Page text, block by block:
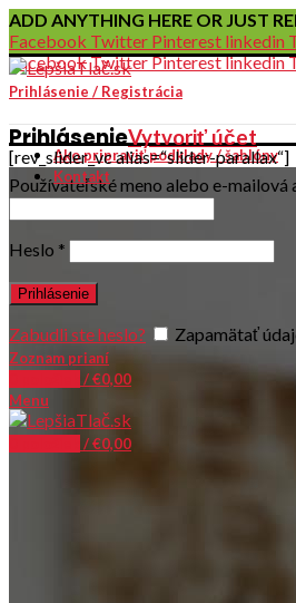
ADD ANYTHING HERE OR JUST
Facebook Twitter Pinterest linkedin
FacebookTwitterPinterestlinkedin
Prihlásenie / Registrácia
PrihlásenieVytvoriť účet
Používateľské meno alebo e-mailová
Heslo *
Prihlásenie
Zabudli ste heslo? Zapamätať
Zoznam prianí
/€0,00
Menu
/€0,00
Ako pripraviť podklady / šablóny
Kontakt
[rev_slider_vc alias=“slider-parallax“]